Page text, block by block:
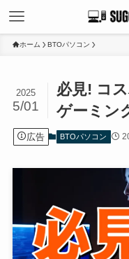
ホーム BTOパソコン
必見! コ
ゲーミン
2025
5/01
広告 BTOパソコン